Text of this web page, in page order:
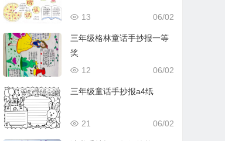
06/02
13
三年级格林童话手抄报一等
奖
06/02
12
三年级童话手抄报a4纸
06/02
21